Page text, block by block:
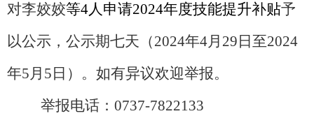
对李姣姣等4人申请2024年度技能提升补贴予
以公示，公示期七天（2024年4月29日至2024
年5月5日）。 如有异议欢迎举报。
举报电话： 0737-7822133